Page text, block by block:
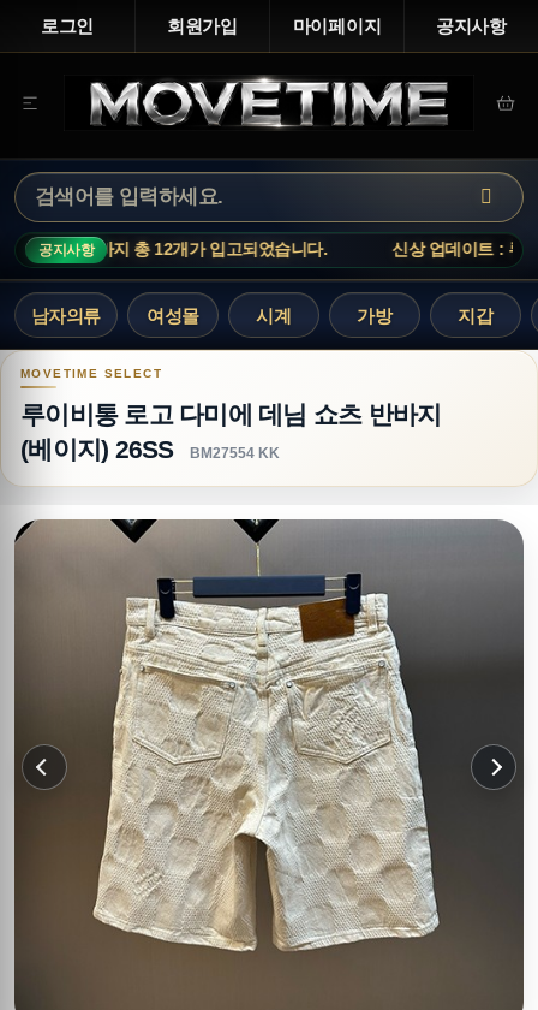
로그인 회원가입 마이페이지 공지사항
공지사항
입고되었습니다. 신상 업데이트 : 루이비통 티셔츠, 아크네스튜
남자의류 여성몰 시계 가방 지갑
루이비통 로고 다미에 데님 쇼츠 반바지 (베이지)
루이비통 로고 다미에 데님 쇼츠 반바지
(베이지) 26SS
BM27554 KK
이전 다음